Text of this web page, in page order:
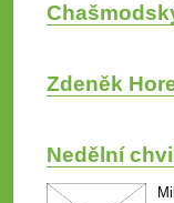
Zdeněk
Nedělní